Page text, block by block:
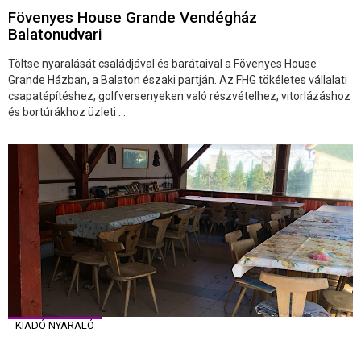
Fövenyes House Grande Vendégház
Balatonudvari
Töltse nyaralását családjával és barátaival a Fövenyes House
Grande Házban, a Balaton északi partján. Az FHG tökéletes vállalati
csapatépítéshez, golfversenyeken való részvételhez, vitorlázáshoz
és bortúrákhoz üzleti ...
KIADÓ NYARALÓ